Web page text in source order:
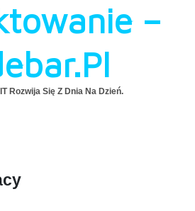
–
Rozwija Się Z Dnia Na Dzień.